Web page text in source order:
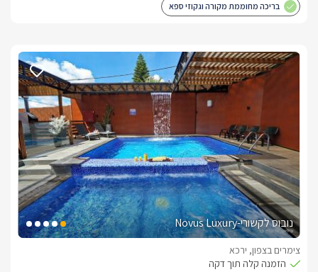
בריכה מחוממת מקורה וגקוזי ספא
נובוס לקשורי-Novus Luxury
צימרים בצפון, ירכא